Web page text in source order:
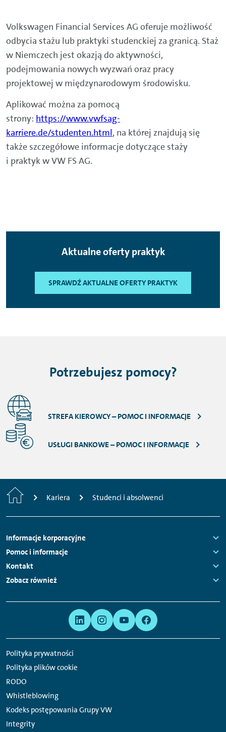
Volkswagen Financial Services AG oferuje możliwość
odbycia stażu lub praktyki studenckiej za granicą. Staż
w Niemczech jest okazją do aktywności,
podejmowania nowych wyzwań oraz pracy
projektowej w międzynarodowym środowisku.
Aplikować można za pomocą
strony: https://www.vwfsag-
karriere.de/studenten.html, na której znajdują się
także szczegółowe informacje dotyczące staży
i praktyk w VW FS AG.
Aktualne oferty praktyk
SPRAWDŹ AKTUALNE OFERTY PRAKTYK
Potrzebujesz pomocy?
STREFA KIEROWCY – POMOC I INFORMACJE
USŁUGI BANKOWE – POMOC I INFORMACJE
Strona Kariera Studenci i absolwenci
Nawigacja
stopki
Informacje korporacyjne
Links:
Pomoc i informacje
Links:
Kontakt
Links:
Zobacz również
Polityka prywatności
Polityka plików cookie
RODO
Whistleblowing
Kodeks postępowania Grupy VW
Integrity
serwisów
społecznościowych